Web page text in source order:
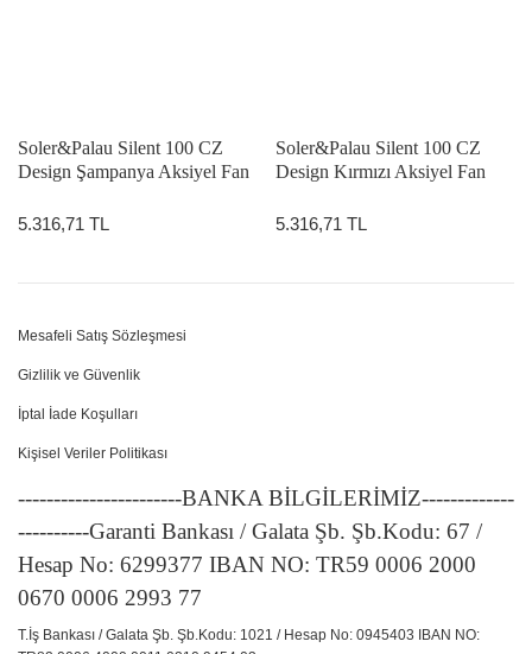
Soler&Palau Silent 100 CZ
Design Şampanya Aksiyel Fan
5.316,71 TL
Soler&Palau Silent 100 CZ
Design Kırmızı Aksiyel Fan
5.316,71 TL
Mesafeli Satış Sözleşmesi
Gizlilik ve Güvenlik
İptal İade Koşulları
Kişisel Veriler Politikası
-----------------------BANKA BİLGİLERİMİZ-------------
----------Garanti Bankası / Galata Şb. Şb.Kodu: 67 /
Hesap No: 6299377 IBAN NO: TR59 0006 2000
0670 0006 2993 77
T.İş Bankası / Galata Şb. Şb.Kodu: 1021 / Hesap No: 0945403 IBAN NO: